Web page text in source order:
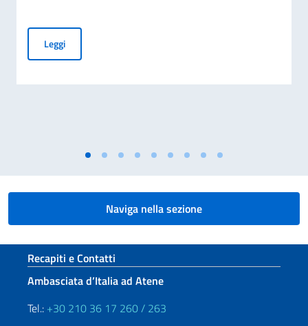
LeggiElezioni dei COM.IT.ES. 2026
Naviga nella sezione
Sezione footer
Recapiti e Contatti
Ambasciata d’Italia ad Atene
Tel.: +30 210 36 17 260 / 263